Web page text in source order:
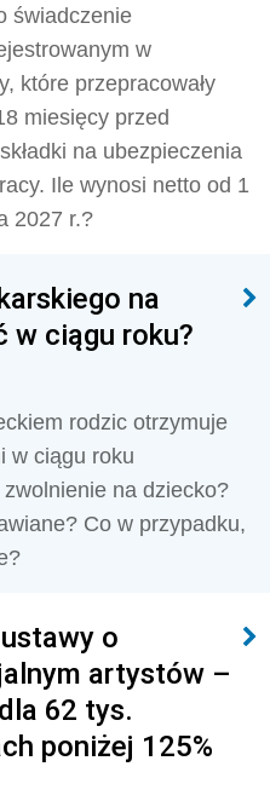
świadczenie
w
które przepracowały
miesięcy przed
na ubezpieczenia
Ile wynosi netto od 1
2027 r.?
na
w ciągu roku?
rodzic otrzymuje
w ciągu roku
zwolnienie na dziecko?
Co w przypadku,
o
artystów –
62 tys.
poniżej 125%